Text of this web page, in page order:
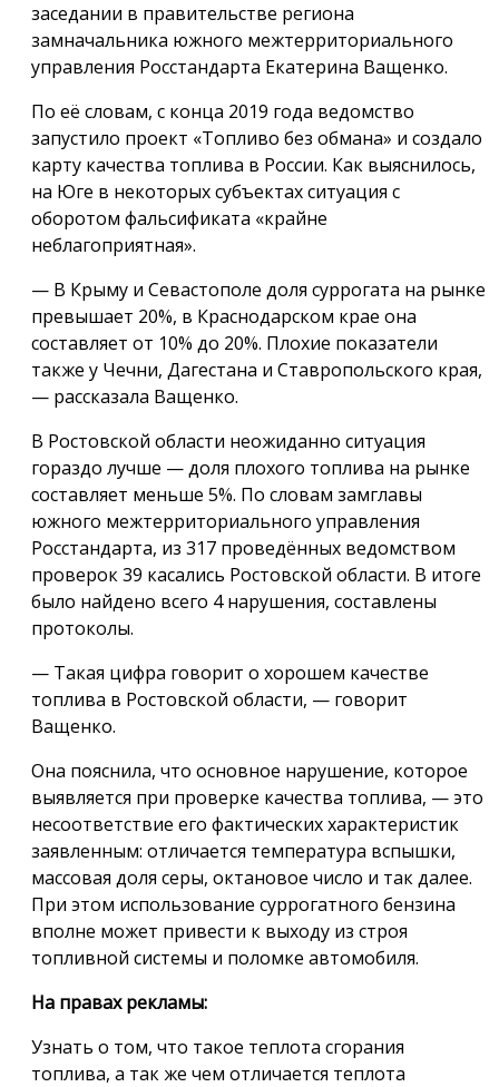
заседании в правительстве региона
замначальника южного межтерриториального
управления Росстандарта Екатерина Ващенко.
По её словам, с конца 2019 года ведомство
запустило проект «Топливо без обмана» и создало
карту качества топлива в России. Как выяснилось,
на Юге в некоторых субъектах ситуация с
оборотом фальсификата «крайне
неблагоприятная».
— В Крыму и Севастополе доля суррогата на рынке
превышает 20%, в Краснодарском крае она
составляет от 10% до 20%. Плохие показатели
также у Чечни, Дагестана и Ставропольского края,
— рассказала Ващенко.
В Ростовской области неожиданно ситуация
гораздо лучше — доля плохого топлива на рынке
составляет меньше 5%. По словам замглавы
южного межтерриториального управления
Росстандарта, из 317 проведённых ведомством
проверок 39 касались Ростовской области. В итоге
было найдено всего 4 нарушения, составлены
протоколы.
— Такая цифра говорит о хорошем качестве
топлива в Ростовской области, — говорит
Ващенко.
Она пояснила, что основное нарушение, которое
выявляется при проверке качества топлива, — это
несоответствие его фактических характеристик
заявленным: отличается температура вспышки,
массовая доля серы, октановое число и так далее.
При этом использование суррогатного бензина
вполне может привести к выходу из строя
топливной системы и поломке автомобиля.
На правах рекламы:
Узнать о том, что такое теплота сгорания
топлива, а так же чем отличается теплота